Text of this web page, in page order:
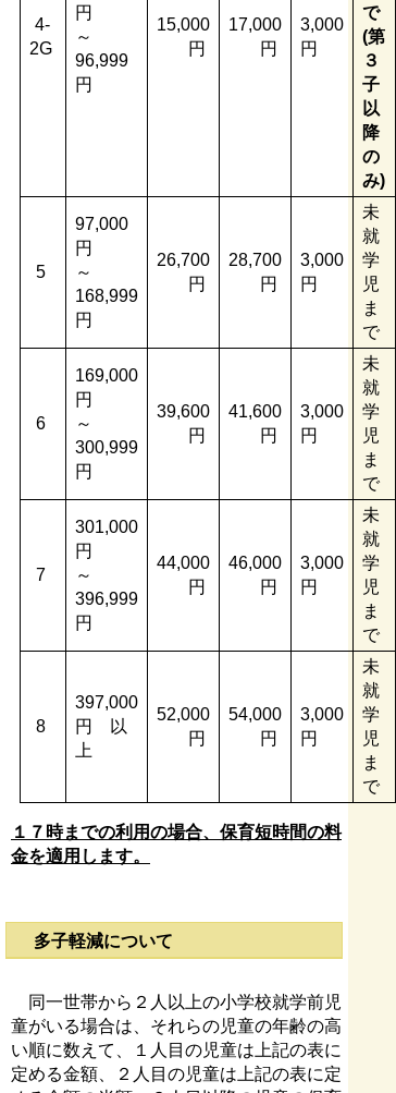
4-
2G
円
～
96,999
円
15,000
円
17,000
円
3,000
円
で
(第
３
子
以
降
の
み)
5
97,000
円
～
168,999
円
26,700
円
28,700
円
3,000
円
未
就
学
児
ま
で
6
169,000
円
～
300,999
円
39,600
円
41,600
円
3,000
円
未
就
学
児
ま
で
7
301,000
円
～
396,999
円
44,000
円
46,000
円
3,000
円
未
就
学
児
ま
で
8
397,000
円 以
上
52,000
円
54,000
円
3,000
円
未
就
学
児
ま
で
１７時までの利用の場合、保育短時間の料
金を適用します。
多子軽減について
同一世帯から２人以上の小学校就学前児
童がいる場合は、それらの児童の年齢の高
い順に数えて、１人目の児童は上記の表に
定める金額、２人目の児童は上記の表に定